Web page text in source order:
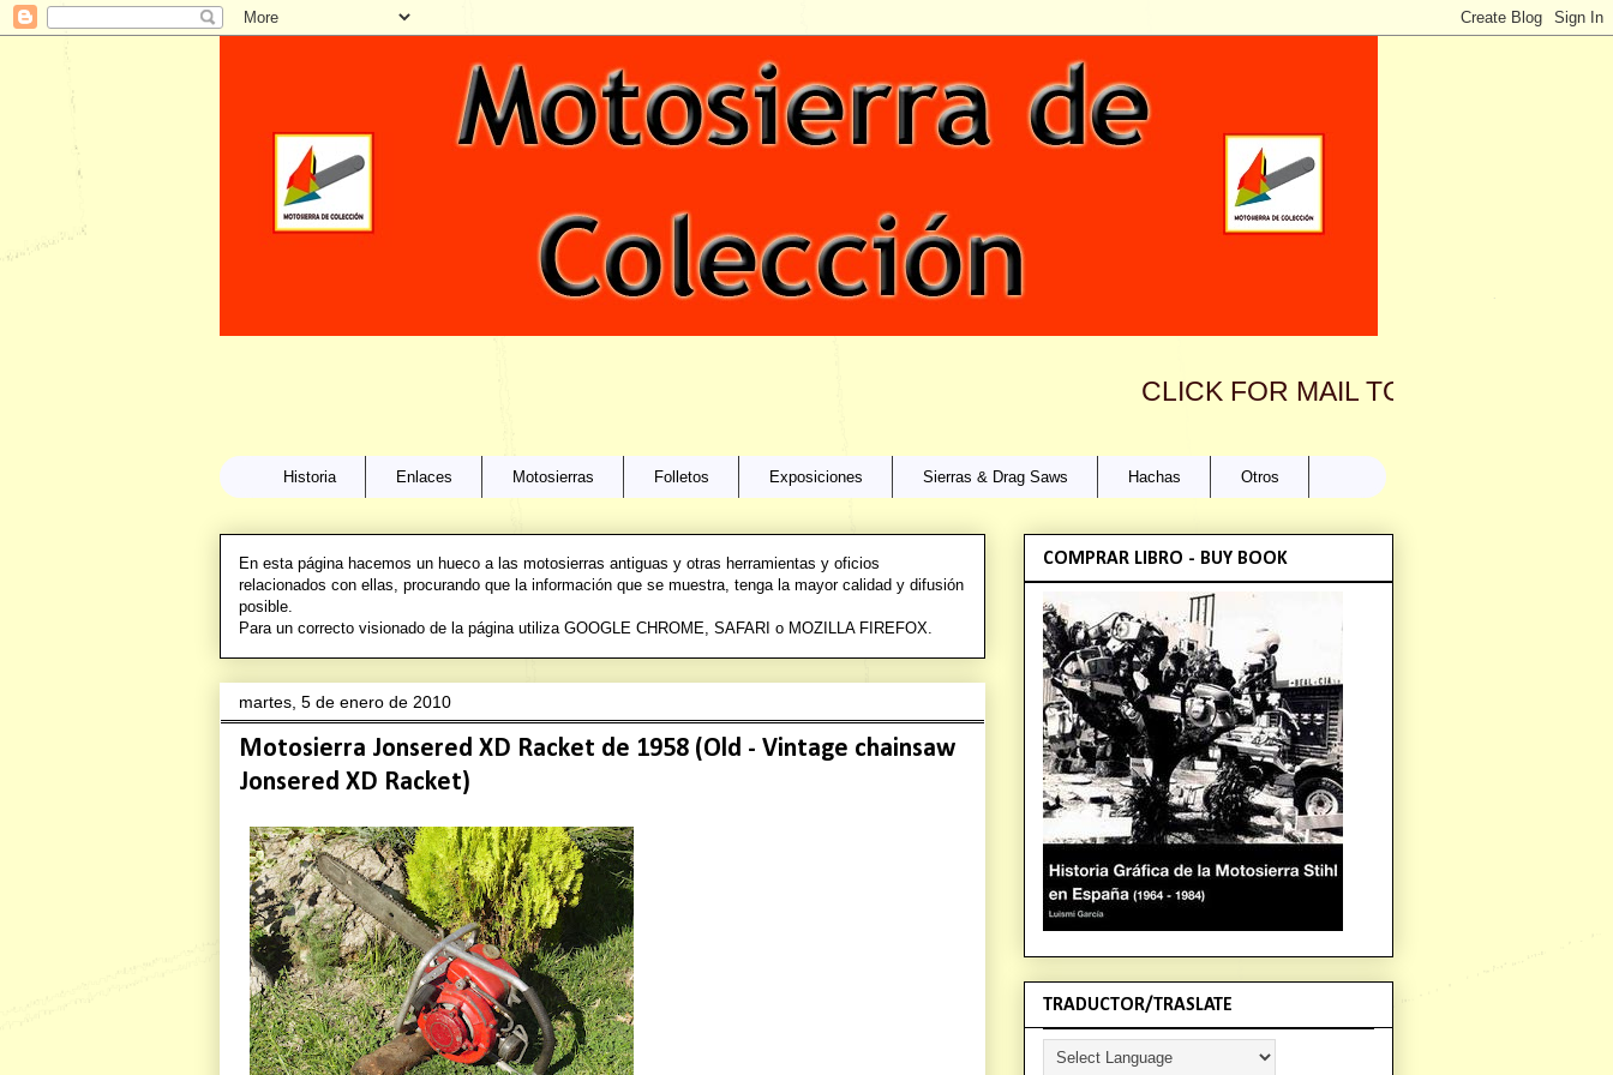
CLICK FOR MAIL TO:
Historia Enlaces Motosierras Folletos Exposiciones Sierras & Drag Saws Hachas Otros
En esta página hacemos un hueco a las motosierras antiguas y otras herramientas y oficios
relacionados con ellas, procurando que la información que se muestra, tenga la mayor calidad y difusión
posible.
Para un correcto visionado de la página utiliza GOOGLE CHROME, SAFARI o MOZILLA FIREFOX.
martes, 5 de enero de 2010
Motosierra Jonsered XD Racket de 1958 (Old - Vintage chainsaw
Jonsered XD Racket)
COMPRAR LIBRO - BUY BOOK
TRADUCTOR/TRASLATE